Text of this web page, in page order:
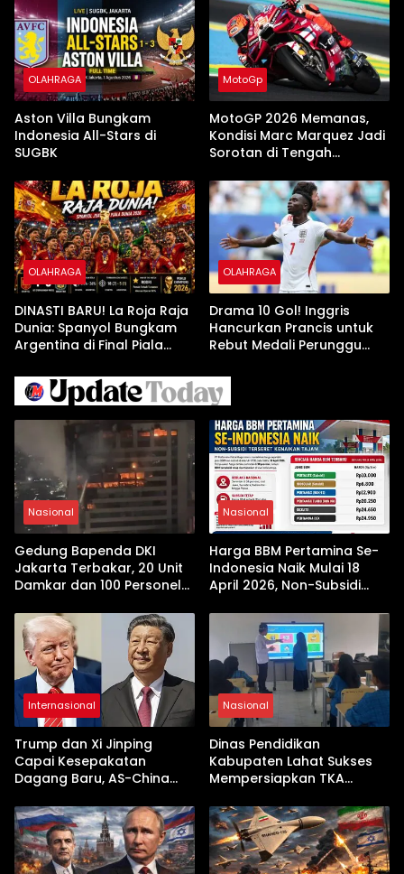
OLAHRAGA
Aston Villa Bungkam
Indonesia All-Stars di
SUGBK
MotoGp
MotoGP 2026 Memanas,
Kondisi Marc Marquez Jadi
Sorotan di Tengah
OLAHRAGA
DINASTI BARU! La Roja Raja
Dunia: Spanyol Bungkam
Argentina di Final Piala
OLAHRAGA
Drama 10 Gol! Inggris
Hancurkan Prancis untuk
Rebut Medali Perunggu
Nasional
Gedung Bapenda DKI
Jakarta Terbakar, 20 Unit
Damkar dan 100 Personel
Nasional
Harga BBM Pertamina Se-
Indonesia Naik Mulai 18
April 2026, Non-Subsidi
Internasional
Trump dan Xi Jinping
Capai Kesepakatan
Dagang Baru, AS-China
Jelang Kunjungan Beijing
Nasional
Dinas Pendidikan
Kabupaten Lahat Sukses
Mempersiapkan TKA
Pembekalan Latihan Soal
Tanpa Internet